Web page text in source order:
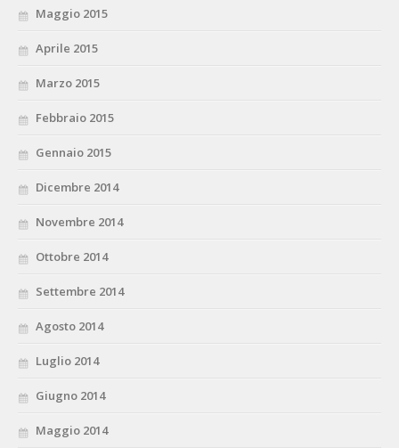
Maggio 2015
Aprile 2015
Marzo 2015
Febbraio 2015
Gennaio 2015
Dicembre 2014
Novembre 2014
Ottobre 2014
Settembre 2014
Agosto 2014
Luglio 2014
Giugno 2014
Maggio 2014